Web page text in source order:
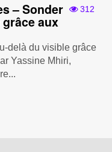
312
– Sonder
aux
delà du visible grâce
Yassine Mhiri,